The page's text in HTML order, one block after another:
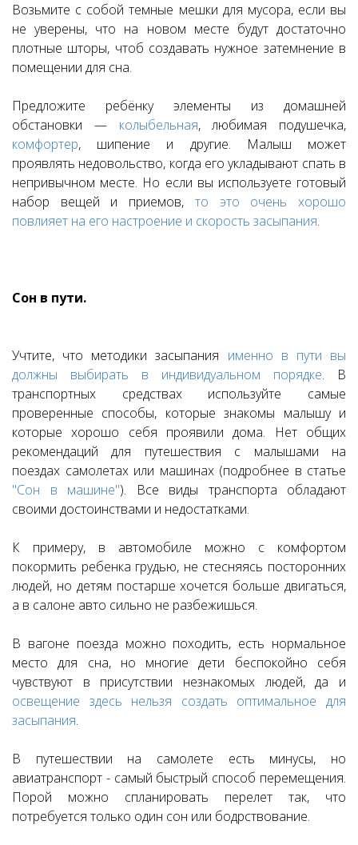
Возьмите с собой темные мешки для мусора, если вы
не уверены, что на новом месте будут достаточно
плотные шторы, чтоб создавать нужное затемнение в
помещении для сна.
Предложите ребёнку элементы из домашней
обстановки — колыбельная, любимая подушечка,
комфортер, шипение и другие. Малыш может
проявлять недовольство, когда его укладывают спать в
непривычном месте. Но если вы используете готовый
набор вещей и приемов, то это очень хорошо
повлияет на его настроение и скорость засыпания.
Сон в пути.
Учтите, что методики засыпания именно в пути вы
должны выбирать в индивидуальном порядке. В
транспортных средствах используйте самые
проверенные способы, которые знакомы малышу и
которые хорошо себя проявили дома. Нет общих
рекомендаций для путешествия с малышами на
поездах самолетах или машинах (подробнее в статье
"Сон в машине"). Все виды транспорта обладают
своими достоинствами и недостатками.
К примеру, в автомобиле можно с комфортом
покормить ребенка грудью, не стесняясь посторонних
людей, но детям постарше хочется больше двигаться,
а в салоне авто сильно не разбежишься.
В вагоне поезда можно походить, есть нормальное
место для сна, но многие дети беспокойно себя
чувствуют в присутствии незнакомых людей, да и
освещение здесь нельзя создать оптимальное для
засыпания.
В путешествии на самолете есть минусы, но
авиатранспорт - самый быстрый способ перемещения.
Порой можно спланировать перелет так, что
потребуется только один сон или бодрствование.